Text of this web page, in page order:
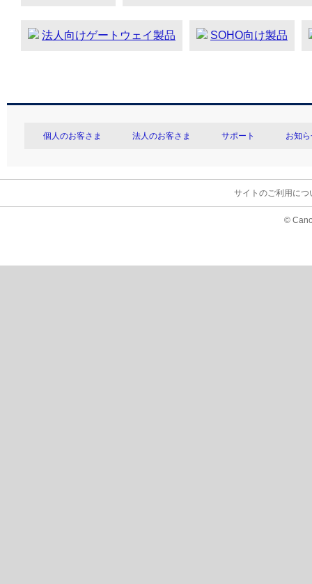
法人向けゲートウェイ製品 SOHO向け製品
個人のお客さま 法人のお客さま サポート お知
サイトのご利用につ
©